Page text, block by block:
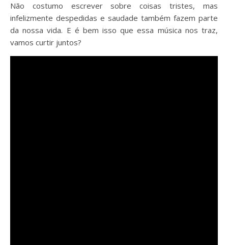
Não costumo escrever sobre coisas tristes, mas
infelizmente despedidas e saudade também fazem parte
da nossa vida. E é bem isso que essa música nos traz,
vamos curtir juntos?